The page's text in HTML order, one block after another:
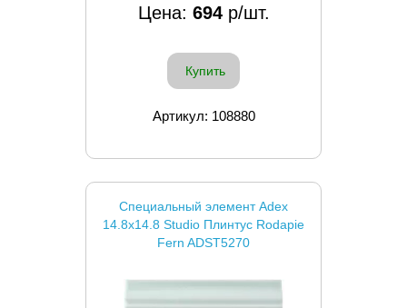
Цена: 694р/шт.
Купить
Артикул: 108880
Специальный элемент Adex
14.8x14.8 Studio Плинтус Rodapie
Fern ADST5270